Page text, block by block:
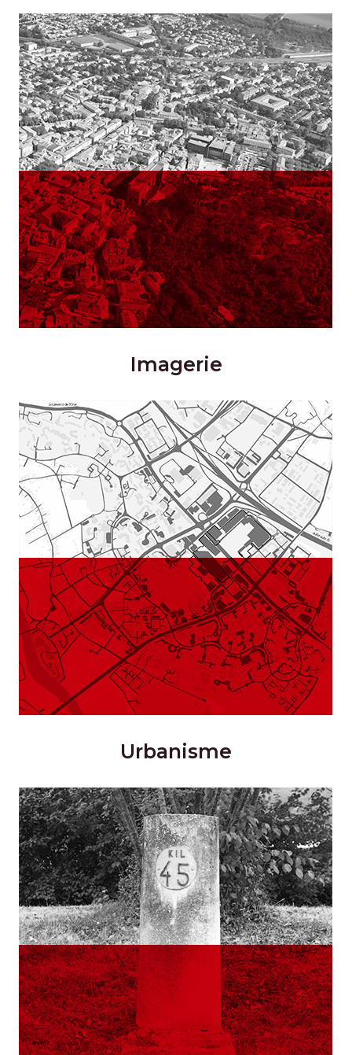
Imagerie
Urbanisme